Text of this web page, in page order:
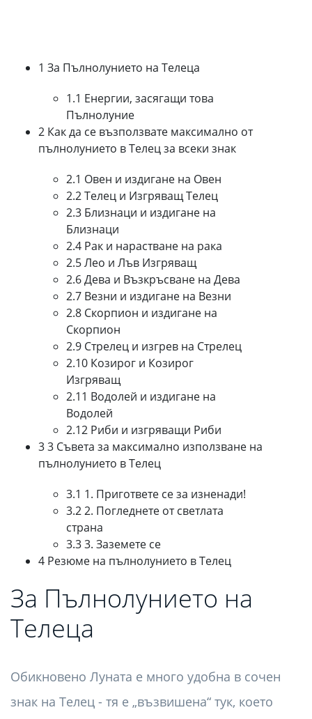
1 За Пълнолунието на Телеца
1.1 Енергии, засягащи това
Пълнолуние
2 Как да се възползвате максимално от
пълнолунието в Телец за всеки знак
2.1 Овен и издигане на Овен
2.2 Телец и Изгряващ Телец
2.3 Близнаци и издигане на
Близнаци
2.4 Рак и нарастване на рака
2.5 Лео и Лъв Изгряващ
2.6 Дева и Възкръсване на Дева
2.7 Везни и издигане на Везни
2.8 Скорпион и издигане на
Скорпион
2.9 Стрелец и изгрев на Стрелец
2.10 Козирог и Козирог
Изгряващ
2.11 Водолей и издигане на
Водолей
2.12 Риби и изгряващи Риби
3 3 Съвета за максимално използване на
пълнолунието в Телец
3.1 1. Пригответе се за изненади!
3.2 2. Погледнете от светлата
страна
3.3 3. Заземете се
4 Резюме на пълнолунието в Телец
За Пълнолунието на
Телеца
Обикновено Луната е много удобна в сочен
знак на Телец - тя е „възвишена“ тук, което